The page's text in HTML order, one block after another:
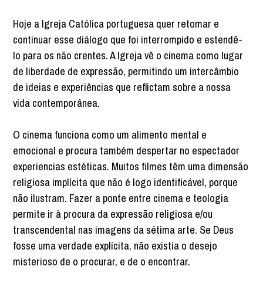
Hoje a Igreja Católica portuguesa quer retomar e
continuar esse diálogo que foi interrompido e estendê-
lo para os não crentes. A Igreja vê o cinema como lugar
de liberdade de expressão, permitindo um intercâmbio
de ideias e experiências que reflictam sobre a nossa
vida contemporânea.
O cinema funciona como um alimento mental e
emocional e procura também despertar no espectador
experiencias estéticas. Muitos filmes têm uma dimensão
religiosa implícita que não é logo identificável, porque
não ilustram. Fazer a ponte entre cinema e teologia
permite ir à procura da expressão religiosa e/ou
transcendental nas imagens da sétima arte. Se Deus
fosse uma verdade explícita, não existia o desejo
misterioso de o procurar, e de o encontrar.